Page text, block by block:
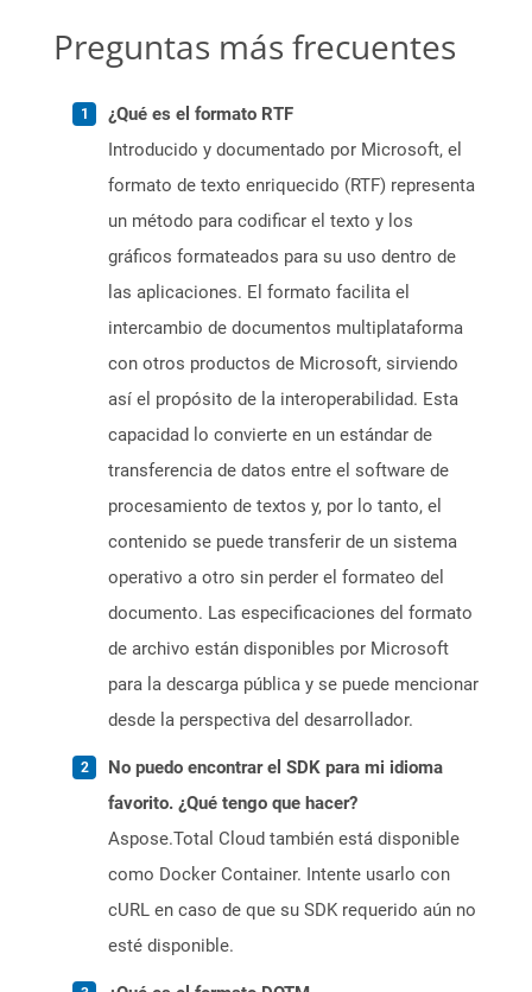
Preguntas más frecuentes
¿Qué es el formato RTF
Introducido y documentado por Microsoft, el
formato de texto enriquecido (RTF) representa
un método para codificar el texto y los
gráficos formateados para su uso dentro de
las aplicaciones. El formato facilita el
intercambio de documentos multiplataforma
con otros productos de Microsoft, sirviendo
así el propósito de la interoperabilidad. Esta
capacidad lo convierte en un estándar de
transferencia de datos entre el software de
procesamiento de textos y, por lo tanto, el
contenido se puede transferir de un sistema
operativo a otro sin perder el formateo del
documento. Las especificaciones del formato
de archivo están disponibles por Microsoft
para la descarga pública y se puede mencionar
desde la perspectiva del desarrollador.
No puedo encontrar el SDK para mi idioma
favorito. ¿Qué tengo que hacer?
Aspose.Total Cloud también está disponible
como Docker Container. Intente usarlo con
cURL en caso de que su SDK requerido aún no
esté disponible.